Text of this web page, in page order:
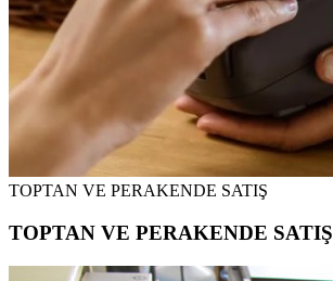
TOPTAN VE PERAKENDE SATIŞ
TOPTAN VE PERAKENDE SATIŞ